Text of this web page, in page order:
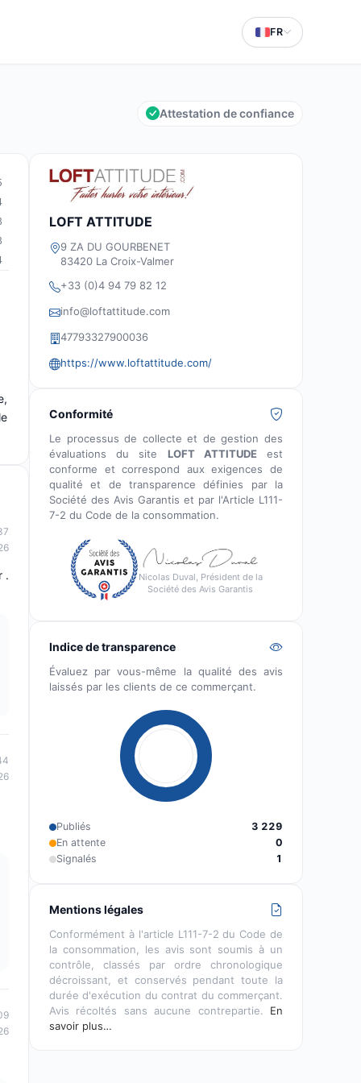
FR
Attestation de confiance
.
LOFT ATTITUDE
9 ZA DU GOURBENET
83420 La Croix-Valmer
+33 (0)4 94 79 82 12
info@loftattitude.com
47793327900036
https://www.loftattitude.com/
Conformité
Le processus de collecte et de gestion des
évaluations du site LOFT ATTITUDEest
conforme et correspond aux exigences de
qualité et de transparence définies par la
Société des Avis Garantis et par l'Article L111-
7-2 du Code de la consommation.
Nicolas Duval, Président de la
Société des Avis Garantis
Indice de transparence
Évaluez par vous-même la qualité des avis
laissés par les clients de ce commerçant.
Publiés
3 229
En attente
0
Signalés
1
Mentions légales
Conformément à l'article L111-7-2 du Code de
la consommation, les avis sont soumis à un
contrôle, classés par ordre chronologique
décroissant, et conservés pendant toute la
durée d'exécution du contrat du commerçant.
Avis récoltés sans aucune contrepartie. En
savoir plus…